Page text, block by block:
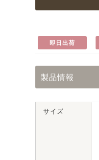
即日出荷
製品情報
サイズ